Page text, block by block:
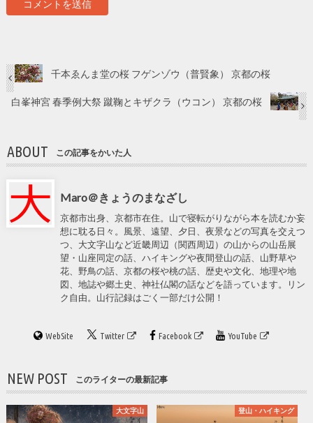
千本ゑんま堂の桜 フゲンゾウ（普賢象） 京都の桜
白峯神宮 春季例大祭 蹴鞠とキザクラ（ウコン） 京都の桜
ABOUT この記事をかいた人
Maro＠きょうのまなざし
京都市出身、京都市在住。山で寝転がりながら本を読むか妄
想に耽る日々。風景、遠望、夕日、夜景などの写真を交えつ
つ、大文字山など近畿周辺（関西周辺）の山からの山岳展
望・山座同定の話、ハイキングや夜間登山の話、山野草や
花、野鳥の話、京都の桜や桃の話、歴史や文化、地理や地
図、地誌や郷土史、神社仏閣の話などを語っています。リン
ク自由。山行記録はごく一部だけ公開！
WebSite Twitter Facebook YouTube
NEW POST このライターの最新記事
大文字山 登山・ハイキング